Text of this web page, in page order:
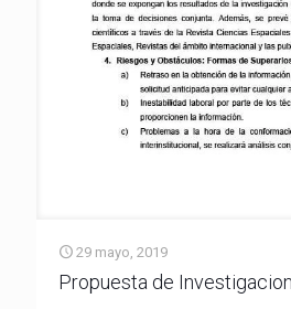
29 mayo, 2019
Propuesta de